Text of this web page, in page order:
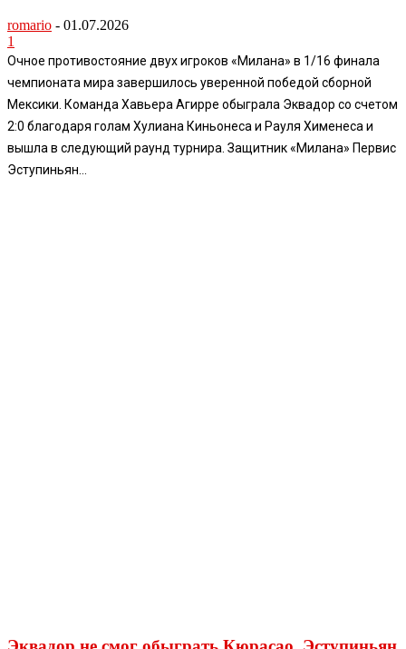
romario - 01.07.2026
1
Очное противостояние двух игроков «Милана» в 1/16 финала
чемпионата мира завершилось уверенной победой сборной
Мексики. Команда Хавьера Агирре обыграла Эквадор со счетом
2:0 благодаря голам Хулиана Киньонеса и Рауля Хименеса и
вышла в следующий раунд турнира. Защитник «Милана» Первис
Эступиньян...